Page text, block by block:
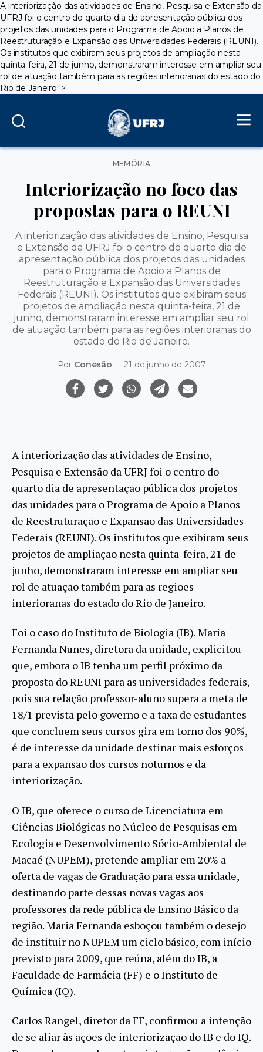
A interiorização das atividades de Ensino, Pesquisa e Extensão da
UFRJ foi o centro do quarto dia de apresentação pública dos
projetos das unidades para o Programa de Apoio a Planos de
Reestruturação e Expansão das Universidades Federais (REUNI).
Os institutos que exibiram seus projetos de ampliação nesta
quinta-feira, 21 de junho, demonstraram interesse em ampliar seu
rol de atuação também para as regiões interioranas do estado do
Rio de Janeiro.">
Categorias
MEMÓRIA
Interiorização no foco das
propostas para o REUNI
A interiorização das atividades de Ensino, Pesquisa
e Extensão da UFRJ foi o centro do quarto dia de
apresentação pública dos projetos das unidades
para o Programa de Apoio a Planos de
Reestruturação e Expansão das Universidades
Federais (REUNI). Os institutos que exibiram seus
projetos de ampliação nesta quinta-feira, 21 de
junho, demonstraram interesse em ampliar seu rol
de atuação também para as regiões interioranas do
estado do Rio de Janeiro.
Por Conexão 21 de junho de 2007
A interiorização das atividades de Ensino,
Pesquisa e Extensão da UFRJ foi o centro do
quarto dia de apresentação pública dos projetos
das unidades para o Programa de Apoio a Planos
de Reestruturação e Expansão das Universidades
Federais (REUNI). Os institutos que exibiram seus
projetos de ampliação nesta quinta-feira, 21 de
junho, demonstraram interesse em ampliar seu
rol de atuação também para as regiões
interioranas do estado do Rio de Janeiro.
Foi o caso do Instituto de Biologia (IB). Maria
Fernanda Nunes, diretora da unidade, explicitou
que, embora o IB tenha um perfil próximo da
proposta do REUNI para as universidades federais,
pois sua relação professor-aluno supera a meta de
18/1 prevista pelo governo e a taxa de estudantes
que concluem seus cursos gira em torno dos 90%,
é de interesse da unidade destinar mais esforços
para a expansão dos cursos noturnos e da
interiorização.
O IB, que oferece o curso de Licenciatura em
Ciências Biológicas no Núcleo de Pesquisas em
Ecologia e Desenvolvimento Sócio-Ambiental de
Macaé (NUPEM), pretende ampliar em 20% a
oferta de vagas de Graduação para essa unidade,
destinando parte dessas novas vagas aos
professores da rede pública de Ensino Básico da
região. Maria Fernanda esboçou também o desejo
de instituir no NUPEM um ciclo básico, com início
previsto para 2009, que reúna, além do IB, a
Faculdade de Farmácia (FF) e o Instituto de
Química (IQ).
Carlos Rangel, diretor da FF, confirmou a intenção
de se aliar às ações de interiorização do IB e do IQ.